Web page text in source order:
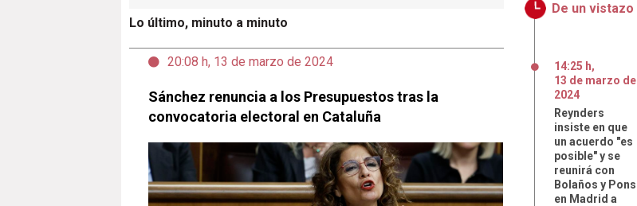
Lo último, minuto a minuto
20:08 h, 13 de marzo de 2024
Sánchez renuncia a los Presupuestos tras la
convocatoria electoral en Cataluña
De un vistazo
14:25 h,
13 de marzo de
2024
Reynders
insiste en que
un acuerdo "es
posible" y se
reunirá con
Bolaños y Pons
en Madrid a